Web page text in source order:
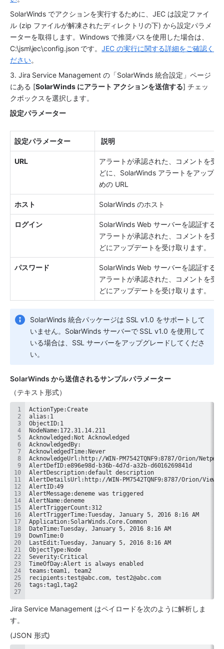
SolarWinds でアクションを実行するために、JEC は設定ファイ
ル (zip ファイルが解凍されたディレクトリの下) から設定パラメ
ーターを取得します。Windows で推奨パスを使用した場合は、
C:\jsm\jec\config.json です。JEC の実行に関する詳細をご確認く
ださい。
3. Jira Service Management の「SolarWinds 統合設定」ページ
にある [SolarWinds にアラート アクションを送信する] チェッ
クボックスを選択します。
設定パラメーター
設定パラメーター 説明
URL
アラートが承認された、コメントを受
どに、SolarWinds アラートをアップデ
めの URL
ホスト SolarWinds のホスト
ログイン
SolarWinds Web サーバーを認証する
アラートが承認された、コメントを受
どにアップデートを受け取ります。
パスワード
SolarWinds Web サーバーを認証する
アラートが承認された、コメントを受
どにアップデートを受け取ります。
SolarWinds 統合パッケージは SSL v1.0 をサポートして
いません。SolarWinds サーバーで SSL v1.0 を使用して
いる場合は、SSL サーバーをアップグレードしてくださ
い。
SolarWinds から送信されるサンプル パラメーター
（テキスト形式）
ActionType:Create
AcknowledgedTime:Never
AlertDescription:default description
AlertName:deneme
AlertTriggerTime:Tuesday, January 5, 2016 8:16 AM
Application:SolarWinds.Core.Common
recipients:test@abc.com, test2@abc.com
Jira Service Management はペイロードを次のように解析しま
す。
(JSON 形式)